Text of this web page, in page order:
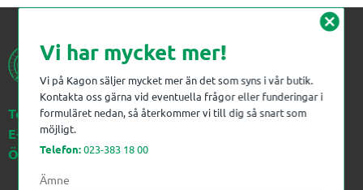
Telefon:023-383 18 00
E-post:kagon@kagon.se
Öppettider:Måndag-Fredag, 07-16
cancel
Vi har mycket mer!
Vi på Kagon säljer mycket mer än det som syns i vår butik.
Kontakta oss gärna vid eventuella frågor eller funderingar i
formuläret nedan, så återkommer vi till dig så snart som
möjligt.
Telefon:023-383 18 00
Ämne